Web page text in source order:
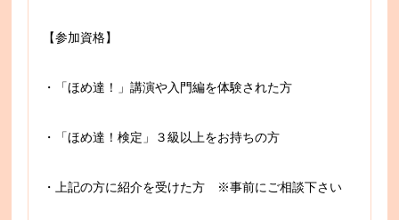
【参加資格】
・「ほめ達！」講演や入門編を体験された方
・「ほめ達！検定」３級以上をお持ちの方
・上記の方に紹介を受けた方 ※事前にご相談下さい